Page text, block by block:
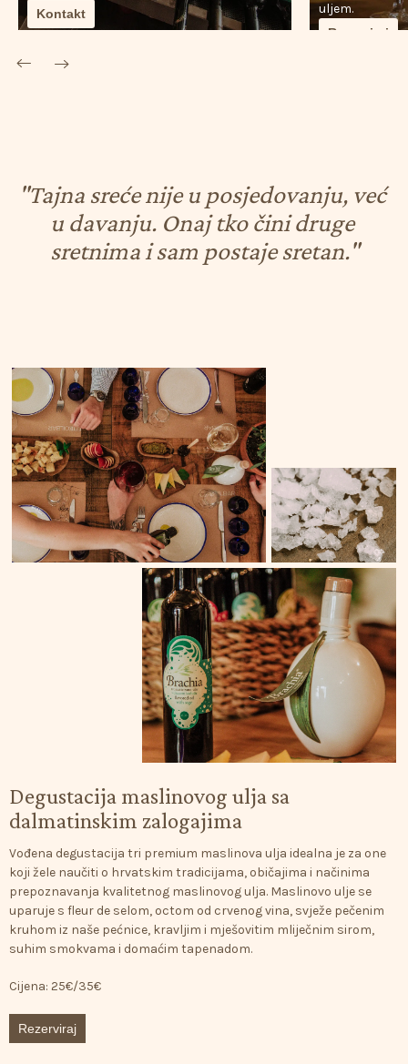
Kontakt
uljem.
Rezerviraj
"Tajna sreće nije u posjedovanju, već
u davanju. Onaj tko čini druge
sretnima i sam postaje sretan."
Degustacija maslinovog ulja sa
dalmatinskim zalogajima
Vođena degustacija tri premium maslinova ulja idealna je za one
koji žele naučiti o hrvatskim tradicijama, običajima i načinima
prepoznavanja kvalitetnog maslinovogulja. Maslinovo ulje se
uparuje s fleur de selom, octom od crvenogvina, svježe pečenim
kruhom iz naše pećnice, kravljim i mješovitim mliječnim sirom,
suhim smokvama i domaćim tapenadom.
Cijena: 25€/35€
Rezerviraj